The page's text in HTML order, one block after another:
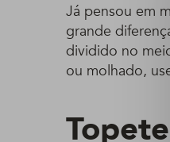
Já pensou em
grande
dividido no
ou molhado,